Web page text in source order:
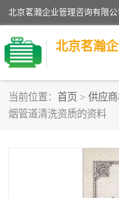
北京茗瀚
当前位置： 首页 > 供应
烟管道清洗资质的资料
烟道清洗资质
防爆电气维修安装